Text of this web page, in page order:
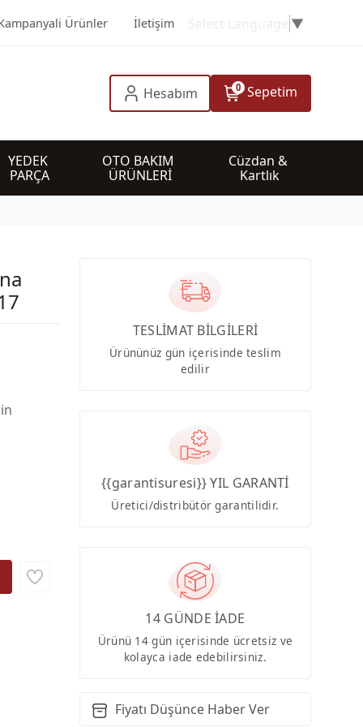
Ürünler İletişim ▼
Hesabım 0 Sepetim
YEDEK
PARÇA
OTO BAKIM
ÜRÜNLERİ
Cüzdan &
Kartlık
TESLİMAT BİLGİLERİ
Ürününüz gün içerisinde teslim
edilir
{{garantisuresi}} YIL GARANTİ
Üretici/distribütör garantilidir.
14 GÜNDE İADE
Ürünü 14 gün içerisinde ücretsiz ve
kolayca iade edebilirsiniz.
Fiyatı Düşünce Haber Ver